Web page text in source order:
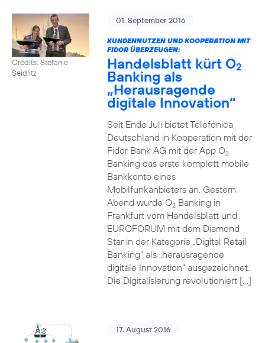
Credits: Stefanie
Seidlitz
01. September 2016
KUNDENNUTZEN UND KOOPERATION MIT
FIDOR ÜBERZEUGEN:
Handelsblatt kürt O2
Banking als
„Herausragende
digitale Innovation“
Seit Ende Juli bietet Telefónica
Deutschland in Kooperation mit der
Fidor Bank AG mit der App O2
Banking das erste komplett mobile
Bankkonto eines
Mobilfunkanbieters an. Gestern
Abend wurde O2Banking in
Frankfurt vom Handelsblatt und
EUROFORUM mit dem Diamond
Star in der Kategorie „Digital Retail
Banking“ als „herausragende
digitale Innovation“ ausgezeichnet.
Die Digitalisierung revolutioniert […]
17. August 2016